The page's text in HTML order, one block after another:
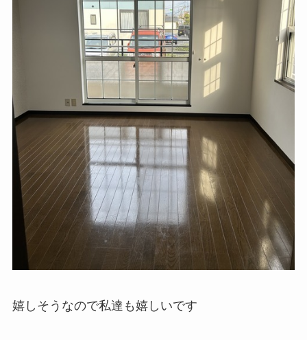
嬉しそうなので私達も嬉しいです